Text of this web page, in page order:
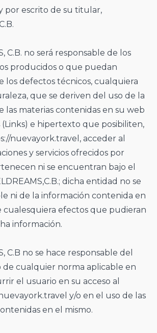
por escrito de su titular,
C.B. no será responsable de los
producidos o que puedan
los defectos técnicos, cualquiera
que se deriven del uso de la
las materias contenidas en su web
(Links) e hipertexto que posibiliten,
nuevayork.travel, acceder al
y servicios ofrecidos por
ni se encuentran bajo el
dicha entidad no se
ni de la información contenida en
cualesquiera efectos que pudieran
información.
C.B no se hace responsable del
cualquier norma aplicable en
el usuario en su acceso al
y/o en el uso de las
en el mismo.